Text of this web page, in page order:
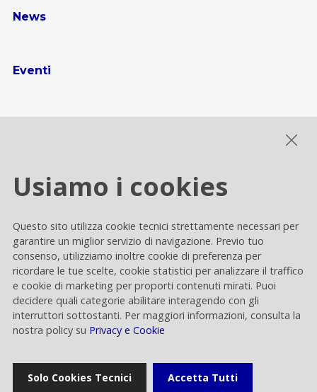
News
Eventi
Cookie settings
Privacy e Cookie
Contacts
Rai Way S.p.A.
Usiamo i cookies
Questo sito utilizza cookie tecnici strettamente necessari per
garantire un miglior servizio di navigazione. Previo tuo
consenso, utilizziamo inoltre cookie di preferenza per
ricordare le tue scelte, cookie statistici per analizzare il traffico
e cookie di marketing per proporti contenuti mirati. Puoi
decidere quali categorie abilitare interagendo con gli
interruttori sottostanti. Per maggiori informazioni, consulta la
nostra policy su Privacy e Cookie
Solo Cookies Tecnici Accetta Tutti